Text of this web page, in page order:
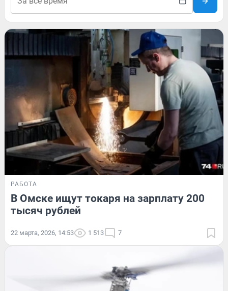
РАБОТА
В Омске ищут токаря на зарплату 200
тысяч рублей
22 марта, 2026, 14:53 1 513 7